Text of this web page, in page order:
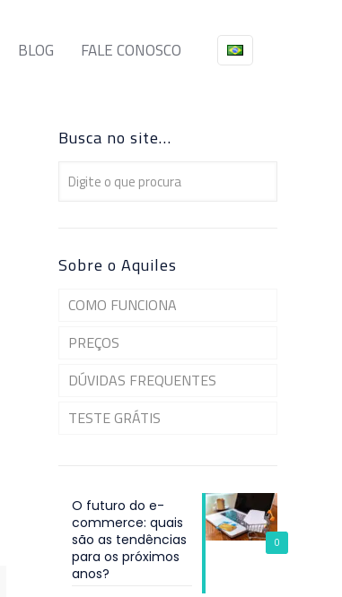
BLOG FALE CONOSCO
Busca no site…
Sobre o Aquiles
COMO FUNCIONA
PREÇOS
DÚVIDAS FREQUENTES
TESTE GRÁTIS
0
O futuro do e-
commerce: quais
são as tendências
para os próximos
anos?